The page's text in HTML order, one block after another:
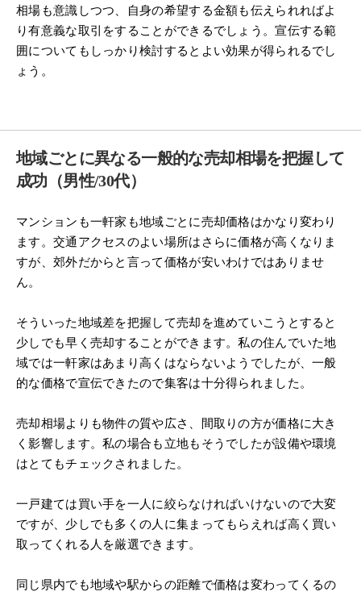
相場も意識しつつ、自身の希望する金額も伝えられればよ
り有意義な取引をすることができるでしょう。宣伝する範
囲についてもしっかり検討するとよい効果が得られるでし
ょう。
地域ごとに異なる一般的な売却相場を把握して
成功（男性/30代）
マンションも一軒家も地域ごとに売却価格はかなり変わり
ます。交通アクセスのよい場所はさらに価格が高くなりま
すが、郊外だからと言って価格が安いわけではありませ
ん。
そういった地域差を把握して売却を進めていこうとすると
少しでも早く売却することができます。私の住んでいた地
域では一軒家はあまり高くはならないようでしたが、一般
的な価格で宣伝できたので集客は十分得られました。
売却相場よりも物件の質や広さ、間取りの方が価格に大き
く影響します。私の場合も立地もそうでしたが設備や環境
はとてもチェックされました。
一戸建ては買い手を一人に絞らなければいけないので大変
ですが、少しでも多くの人に集まってもらえれば高く買い
取ってくれる人を厳選できます。
同じ県内でも地域や駅からの距離で価格は変わってくるの